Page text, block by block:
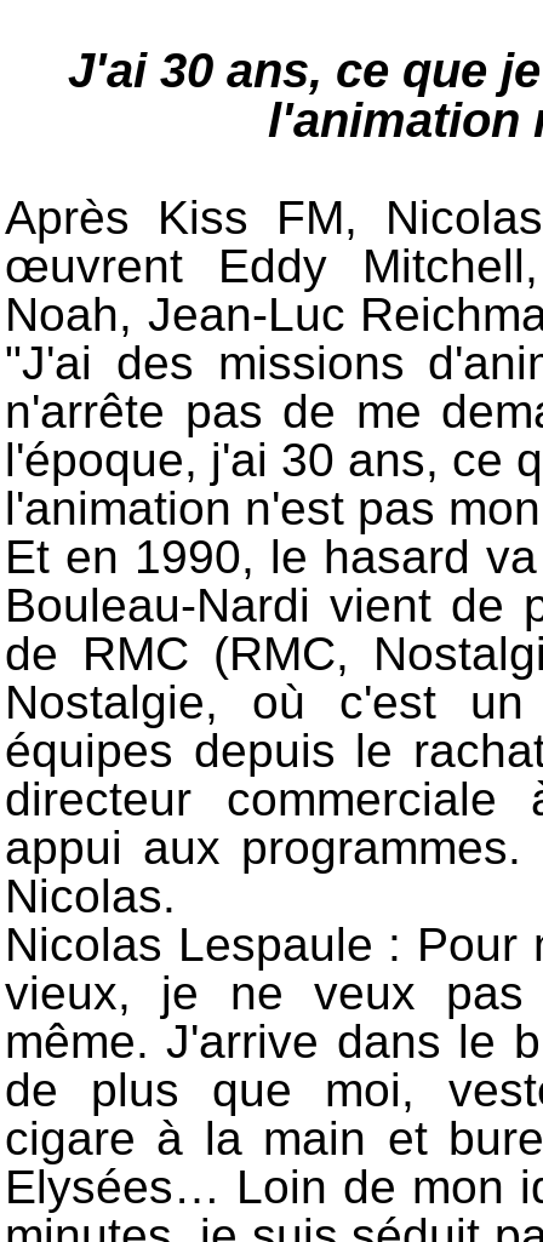
J'ai 30 ans, ce que
l'animation
Après Kiss FM,
œuvrent Eddy
Noah, Jean-Luc
"J'ai des missions
n'arrête pas de me
l'époque, j'ai 30 ans, ce
l'animation n'est pas
Et en 1990, le hasard
Bouleau-Nardi vient de
de RMC (RMC,
Nostalgie, où c'est
équipes depuis le
directeur
appui aux
Nicolas.
Nicolas Lespaule :
vieux, je ne veux pas
même. J'arrive dans le
de plus que moi,
cigare à la main et
Elysées… Loin de mon